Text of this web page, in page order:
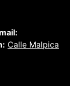
Calle Malpica